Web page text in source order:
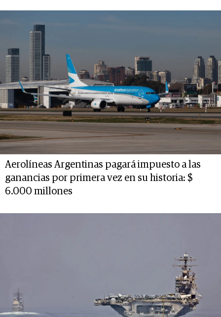
Aerolíneas Argentinas pagará impuesto a las
ganancias por primera vez en su historia: $
6.000 millones